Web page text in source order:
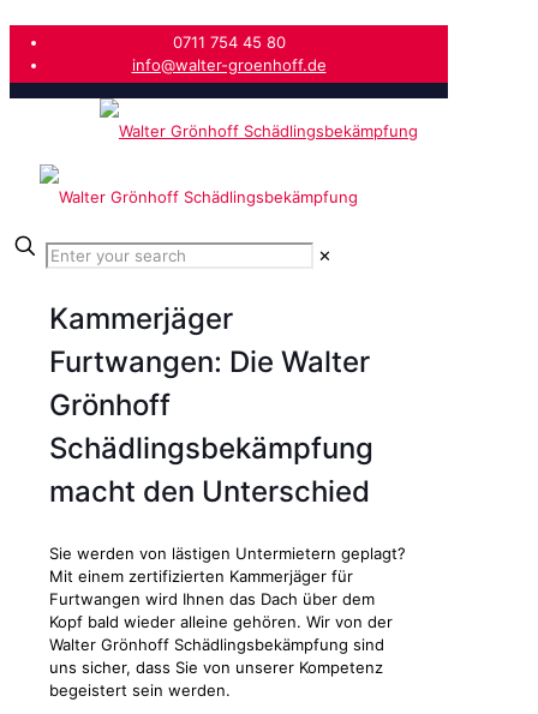
0711 754 45 80
info@walter-groenhoff.de
✕
Kammerjäger
Furtwangen: Die Walter
Grönhoff
Schädlingsbekämpfung
macht den Unterschied
Sie werden von lästigen Untermietern geplagt?
Mit einem zertifizierten Kammerjäger für
Furtwangen wird Ihnen das Dach über dem
Kopf bald wieder alleine gehören. Wir von der
Walter Grönhoff Schädlingsbekämpfung sind
uns sicher, dass Sie von unserer Kompetenz
begeistert sein werden.